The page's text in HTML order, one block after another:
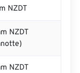
NZDT
NZDT
NZDT